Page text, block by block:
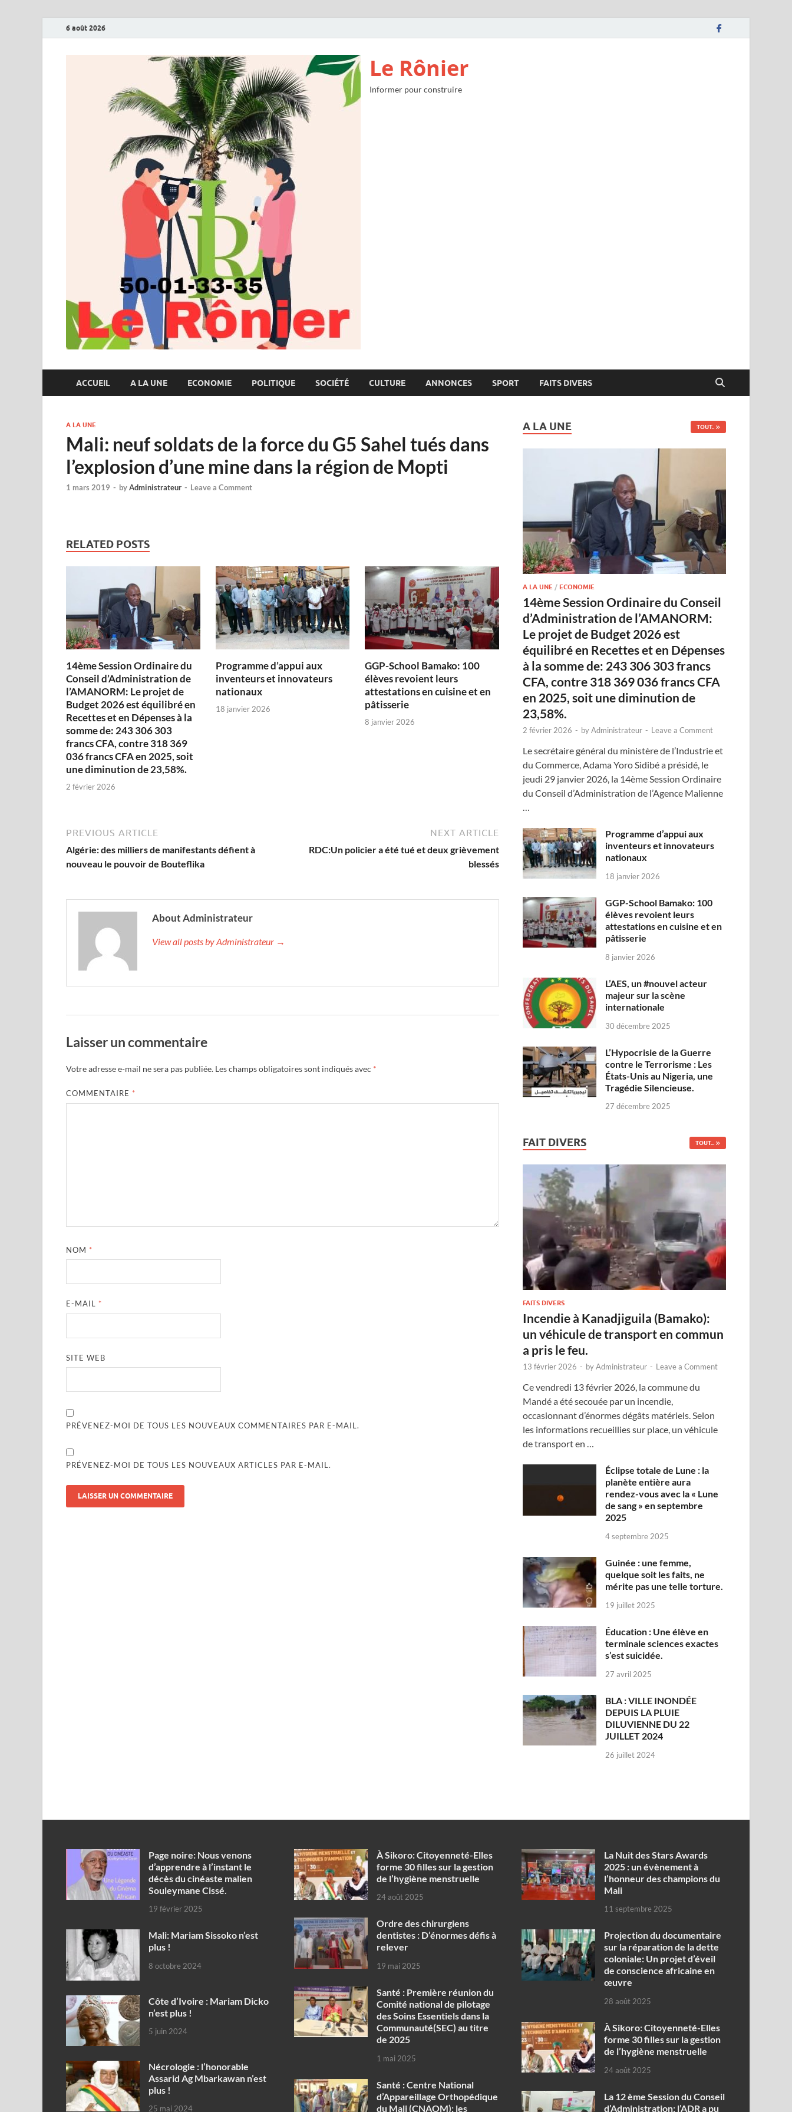
6 août 2026
Le Rônier
Informer pour construire
ACCUEIL A LA UNE ECONOMIE POLITIQUE SOCIÉTÉ CULTURE ANNONCES SPORT FAITS DIVERS
A LA UNE
Mali: neuf soldats de la force du G5 Sahel tués dans
l’explosion d’une mine dans la région de Mopti
1 mars 2019 - byAdministrateur - Leave a Comment
RELATED POSTS
14ème Session Ordinaire du
Conseil d’Administration de
l’AMANORM: Le projet de
Budget 2026 est équilibré en
Recettes et en Dépenses à la
somme de: 243 306 303
francs CFA, contre 318 369
036 francs CFA en 2025, soit
une diminution de 23,58%.
2 février 2026
Programme d’appui aux
inventeurs et innovateurs
nationaux
18 janvier 2026
GGP-School Bamako: 100
élèves revoient leurs
attestations en cuisine et en
pâtisserie
8 janvier 2026
PREVIOUS ARTICLE
Algérie: des milliers de manifestants défient à
nouveau le pouvoir de Bouteflika
NEXT ARTICLE
RDC:Un policier a été tué et deux grièvement
blessés
About Administrateur
View all posts by Administrateur →
Laisser un commentaire
Votre adresse e-mail ne sera pas publiée. Les champs obligatoires sont indiqués avec *
COMMENTAIRE *
NOM *
E-MAIL *
SITE WEB
PRÉVENEZ-MOI DE TOUS LES NOUVEAUX COMMENTAIRES PAR E-MAIL.
PRÉVENEZ-MOI DE TOUS LES NOUVEAUX ARTICLES PAR E-MAIL.
A LA UNE TOUT..
A LA UNE /ECONOMIE
14ème Session Ordinaire du Conseil
d’Administration de l’AMANORM:
Le projet de Budget 2026 est
équilibré en Recettes et en Dépenses
à la somme de: 243 306 303 francs
CFA, contre 318 369 036 francs CFA
en 2025, soit une diminution de
23,58%.
2 février 2026 - byAdministrateur - Leave a Comment
Le secrétaire général du ministère de l’Industrie et
du Commerce, Adama Yoro Sidibé a présidé, le
jeudi 29 janvier 2026, la 14ème Session Ordinaire
du Conseil d’Administration de l’Agence Malienne
…
Programme d’appui aux
inventeurs et innovateurs
nationaux
18 janvier 2026
GGP-School Bamako: 100
élèves revoient leurs
attestations en cuisine et en
pâtisserie
8 janvier 2026
L’AES, un #nouvel acteur
majeur sur la scène
internationale
30 décembre 2025
L’Hypocrisie de la Guerre
contre le Terrorisme : Les
États-Unis au Nigeria, une
Tragédie Silencieuse.
27 décembre 2025
FAIT DIVERS TOUT...
FAITS DIVERS
Incendie à Kanadjiguila (Bamako):
un véhicule de transport en commun
a pris le feu.
13 février 2026 - byAdministrateur - Leave a Comment
Ce vendredi 13 février 2026, la commune du
Mandé a été secouée par un incendie,
occasionnant d’énormes dégâts matériels. Selon
les informations recueillies sur place, un véhicule
de transport en …
Éclipse totale de Lune : la
planète entière aura
rendez-vous avec la « Lune
de sang » en septembre
2025
4 septembre 2025
Guinée : une femme,
quelque soit les faits, ne
mérite pas une telle torture.
19 juillet 2025
Éducation : Une élève en
terminale sciences exactes
s’est suicidée.
27 avril 2025
BLA : VILLE INONDÉE
DEPUIS LA PLUIE
DILUVIENNE DU 22
JUILLET 2024
26 juillet 2024
Page noire: Nous venons
d’apprendre à l’instant le
décès du cinéaste malien
Souleymane Cissé.
19 février 2025
Mali: Mariam Sissoko n’est
plus !
8 octobre 2024
Côte d’Ivoire : Mariam Dicko
n’est plus !
5 juin 2024
Nécrologie : l’honorable
Assarid Ag Mbarkawan n’est
plus !
25 mai 2024
À Sikoro: Citoyenneté-Elles
forme 30 filles sur la gestion
de l’hygiène menstruelle
24 août 2025
Ordre des chirurgiens
dentistes : D’énormes défis à
relever
19 mai 2025
Santé : Première réunion du
Comité national de pilotage
des Soins Essentiels dans la
Communauté(SEC) au titre
de 2025
1 mai 2025
Santé : Centre National
d’Appareillage Orthopédique
du Mali (CNAOM): les
‎La Nuit des Stars Awards
2025 : un évènement à
l’honneur des champions du
Mali
11 septembre 2025
Projection du documentaire
sur la réparation de la dette
coloniale: Un projet d’éveil
de conscience africaine en
œuvre‎
28 août 2025
À Sikoro: Citoyenneté-Elles
forme 30 filles sur la gestion
de l’hygiène menstruelle
24 août 2025
La 12 ème Session du Conseil
d’Administration: l’ADR a pu